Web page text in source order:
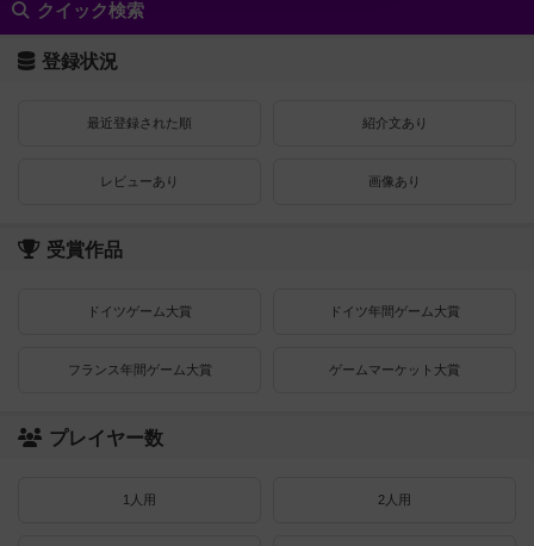
クイック検索
登録状況
最近登録された順 紹介文あり
レビューあり 画像あり
受賞作品
ドイツゲーム大賞 ドイツ年間ゲーム大賞
フランス年間ゲーム大賞 ゲームマーケット大賞
プレイヤー数
1人用 2人用